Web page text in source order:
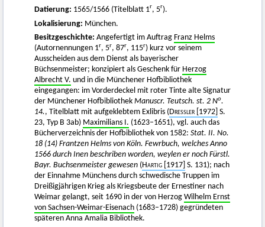
Datierung: 1565/1566 (Titelblatt 1r, 5r).
Lokalisierung: München.
Besitzgeschichte: Angefertigt im Auftrag Franz Helms
(Autornennungen 1r, 5r, 87r, 115r) kurz vor seinem
Ausscheiden aus dem Dienst als bayerischer
Büchsenmeister; konzipiert als Geschenk für Herzog
Albrecht V. und in die Münchener Hofbibliothek
eingegangen: im Vorderdeckel mit roter Tinte alte Signatur
der Münchener Hofbibliothek Manuscr. Teutsch. st. 2 No.
14., Titelblatt mit aufgeklebtem Exlibris (Dressler [1972] S.
23, Typ B 3ab) Maximilians I. (1623–1651), vgl. auch das
Bücherverzeichnis der Hofbibliothek von 1582: Stat. II. No.
18 (14) Frantzen Helms von Köln. Fewrbuch, welches Anno
1566 durch Inen beschriben worden, weylen er noch Fürstl.
Bayr. Buchsenmeister gewesen (Hartig [1917] S. 131); nach
der Einnahme Münchens durch schwedische Truppen im
Dreißigjährigen Krieg als Kriegsbeute der Ernestiner nach
Weimar gelangt, seit 1690 in der von Herzog Wilhelm Ernst
von Sachsen-Weimar-Eisenach (1683–1728) gegründeten
späteren Anna Amalia Bibliothek.